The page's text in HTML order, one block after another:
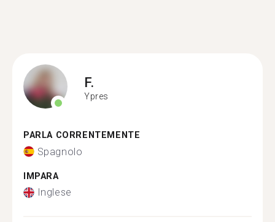
F.
Ypres
PARLA CORRENTEMENTE
Spagnolo
IMPARA
Inglese